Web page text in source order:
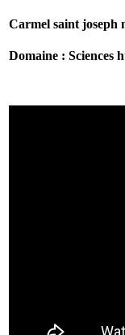
Carmel saint joseph
Domaine :